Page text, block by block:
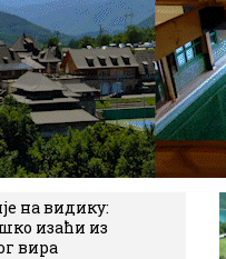
на видику:
изаћи из
вира